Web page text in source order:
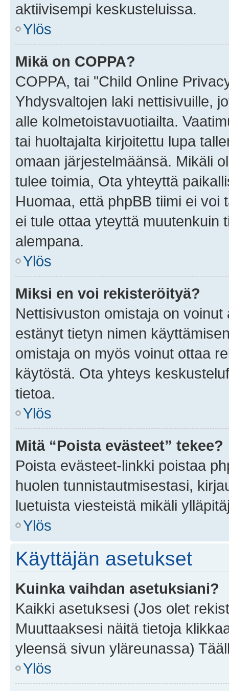
aktiivisempi keskusteluissa.
Ylös
Mikä on COPPA?
COPPA, tai "Child Online
Yhdysvaltojen laki nettisivuille,
alle kolmetoistavuotiailta.
tai huoltajalta kirjoitettu lupa
omaan järjestelmäänsä. Mikäli
tulee toimia, Ota yhteyttä
Huomaa, että phpBB tiimi ei
ei tule ottaa yteyttä muutenkuin
alempana.
Ylös
Miksi en voi rekisteröityä?
Nettisivuston omistaja on
estänyt tietyn nimen
omistaja on myös voinut ottaa
käytöstä. Ota yhteys
tietoa.
Ylös
Mitä “Poista evästeet” tekee?
Poista evästeet-linkki poistaa
huolen tunnistautmisestasi,
luetuista viesteistä mikäli
Ylös
Käyttäjän asetukset
Kuinka vaihdan asetuksiani?
Kaikki asetuksesi (Jos olet
Muuttaaksesi näitä tietoja
yleensä sivun yläreunassa)
Ylös